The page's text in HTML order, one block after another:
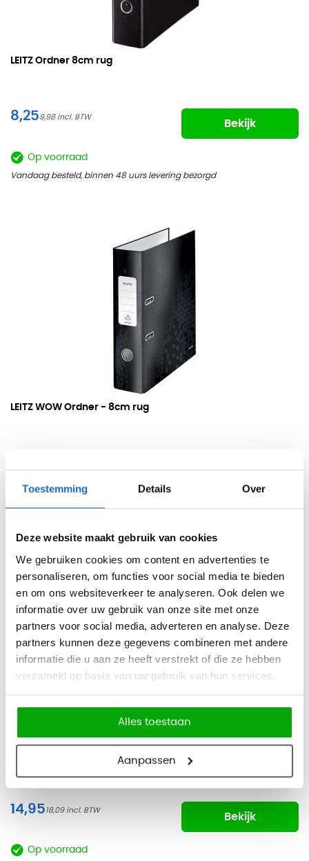
Toestemming Details Over
Deze website maakt gebruik van cookies
We gebruiken cookies om content en advertenties te
personaliseren, om functies voor social media te bieden
en om ons websiteverkeer te analyseren. Ook delen we
informatie over uw gebruik van onze site met onze
partners voor social media, adverteren en analyse. Deze
partners kunnen deze gegevens combineren met andere
informatie die u aan ze heeft verstrekt of die ze hebben
verzameld op basis van uw gebruik van hun services.
Alles toestaan
Aanpassen
LEITZ Ordner 8cm rug
8,259,98
Bekijk
Op voorraad
Vandaag besteld, binnen 48 uurs levering bezorgd
LEITZ WOW Ordner - 8cm rug
Bekijk
LEITZ WOW Active Ordner
14,9518,09
Bekijk
Op voorraad